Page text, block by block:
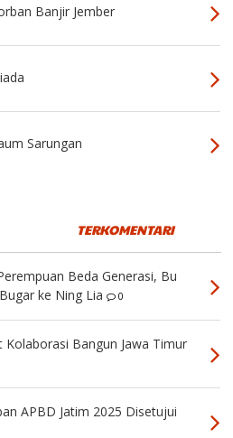
Banjir Jember
Sarungan
TERKOMENTARI
Beda Generasi, Bu
ke Ning Lia
0
Kolaborasi Bangun Jawa Timur
APBD Jatim 2025 Disetujui